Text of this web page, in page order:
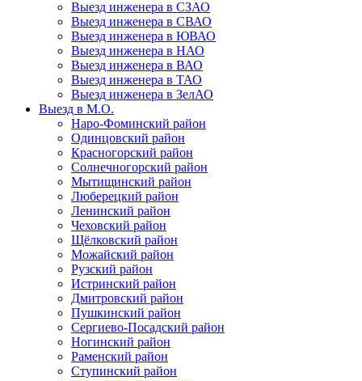
Выезд инженера в СЗАО
Выезд инженера в СВАО
Выезд инженера в ЮВАО
Выезд инженера в НАО
Выезд инженера в ВАО
Выезд инженера в ТАО
Выезд инженера в ЗелАО
Выезд в М.О.
Наро-Фоминский район
Одинцовский район
Красногорский район
Солнечногорский район
Мытищинский район
Люберецкий район
Ленинский район
Чеховский район
Щёлковский район
Можайский район
Рузский район
Истринский район
Дмитровский район
Пушкинский район
Сергиево-Посадский район
Ногинский район
Раменский район
Ступинский район